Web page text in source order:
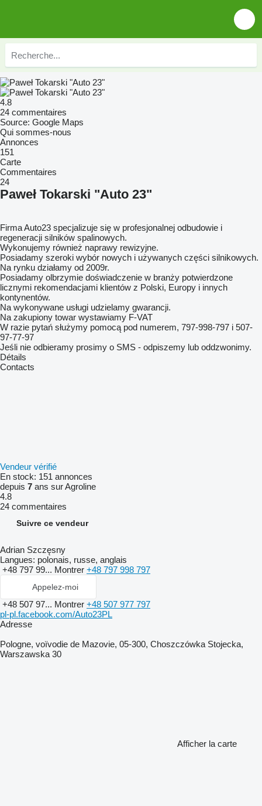
4.8
24 commentaires
Source: Google Maps
Qui sommes-nous
Annonces
151
Carte
Commentaires
24
Paweł Tokarski "Auto 23"
Firma Auto23 specjalizuje się w profesjonalnej odbudowie i
regeneracji silników spalinowych.
Wykonujemy również naprawy rewizyjne.
Posiadamy szeroki wybór nowych i używanych części silnikowych.
Na rynku działamy od 2009r.
Posiadamy olbrzymie doświadczenie w branży potwierdzone
licznymi rekomendacjami klientów z Polski, Europy i innych
kontynentów.
Na wykonywane usługi udzielamy gwarancji.
Na zakupiony towar wystawiamy F-VAT
W razie pytań służymy pomocą pod numerem, 797-998-797 i 507-
97-77-97
Jeśli nie odbieramy prosimy o SMS - odpiszemy lub oddzwonimy.
Détails
Contacts
Vendeur vérifié
En stock: 151 annonces
depuis 7 ans sur Agroline
4.8
24 commentaires
Suivre ce vendeur
Adrian Szczęsny
Langues: polonais, russe, anglais
+48 797 99... Montrer +48 797 998 797
Appelez-moi
+48 507 97... Montrer +48 507 977 797
pl-pl.facebook.com/Auto23PL
Adresse
Pologne, voïvodie de Mazovie, 05-300, Choszczówka Stojecka,
Warszawska 30
Afficher la carte